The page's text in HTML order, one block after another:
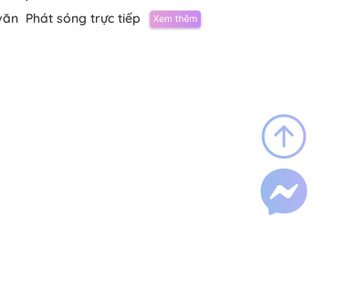
Phát sóng trực tiếp